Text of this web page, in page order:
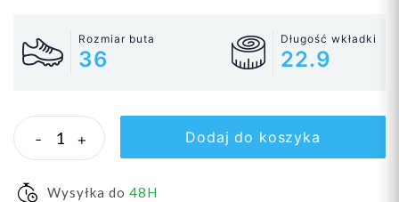
Rozmiar buta
36
Długość wkładki
22.9
- + Dodaj do koszyka
Wysyłka do 48H